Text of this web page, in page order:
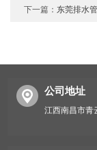
下一篇： 东莞排水
公司地址
江西南昌市青